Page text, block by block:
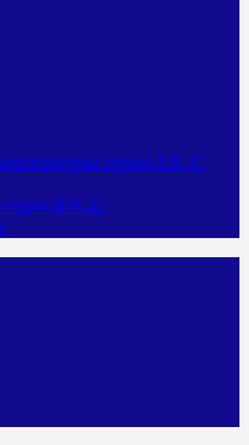
серии ER..C
RH..C